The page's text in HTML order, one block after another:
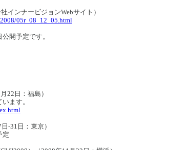
インナービジョンWebサイト）
05r_08_12_05.html
開予定です。
22日：福島）
ます。
-31日：東京）
定